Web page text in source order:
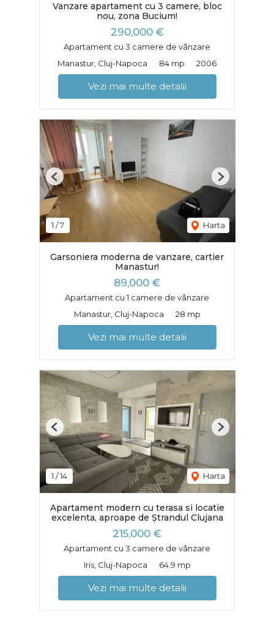
Vanzare apartament cu 3 camere, bloc
nou, zona Bucium!
290,000 €
Apartament cu 3 camere de vânzare
Manastur, Cluj-Napoca
84 mp 2006
Vezi mai multe detalii
1 /7 Harta
Previous Next
Garsoniera moderna de vanzare, cartier
Manastur!
89,000 €
Apartament cu 1 camere de vânzare
Manastur, Cluj-Napoca
28 mp
Vezi mai multe detalii
1 /14 Harta
Previous Next
Apartament modern cu terasa si locatie
excelenta, aproape de Ștrandul Clujana
215,000 €
Apartament cu 3 camere de vânzare
Iris, Cluj-Napoca
64.9 mp
Vezi mai multe detalii